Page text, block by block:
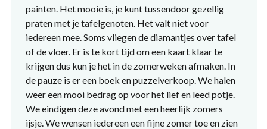
painten. Het mooie is, je kunt tussendoor gezellig
praten met je tafelgenoten. Het valt niet voor
iedereen mee. Soms vliegen de diamantjes over tafel
of de vloer. Er is te kort tijd om een kaart klaar te
krijgen dus kun je het in de zomerweken afmaken. In
de pauze is er een boek en puzzelverkoop. We halen
weer een mooi bedrag op voor het lief en leed potje.
We eindigen deze avond met een heerlijk zomers
ijsje. We wensen iedereen een fijne zomer toe en zien